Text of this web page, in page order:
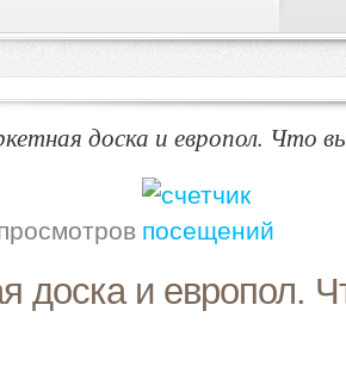
доска и европол. Что
доска и европол.